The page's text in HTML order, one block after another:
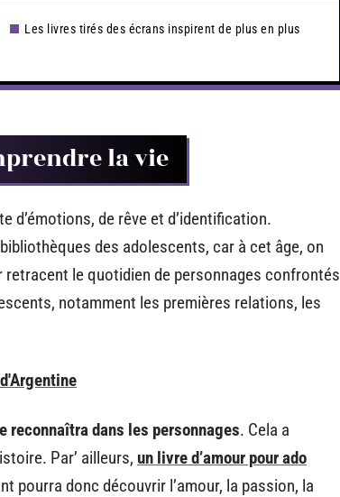
Les livres tirés des écrans inspirent de plus en plus
la vie
d’émotions, de rêve et d’identification.
des adolescents, car à cet âge, on
retracent le quotidien de personnages confrontés
notamment les premières relations, les
reconnaîtra dans les personnages. Cela a
Par’ ailleurs, un livre d’amour pour ado
pourra donc découvrir l’amour, la passion, la